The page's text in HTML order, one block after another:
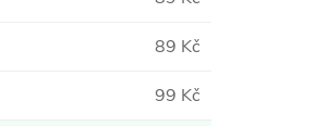
89 Kč
99 Kč